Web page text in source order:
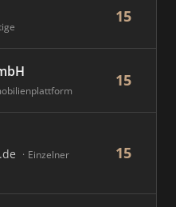
15
15
Einzelner
15